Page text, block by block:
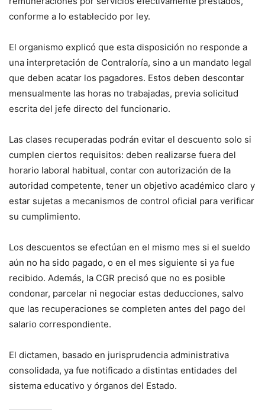
conforme a lo establecido por ley.
El organismo explicó que esta disposición no responde a
una interpretación de Contraloría, sino a un mandato legal
que deben acatar los pagadores. Estos deben descontar
mensualmente las horas no trabajadas, previa solicitud
escrita del jefe directo del funcionario.
Las clases recuperadas podrán evitar el descuento solo si
cumplen ciertos requisitos: deben realizarse fuera del
horario laboral habitual, contar con autorización de la
autoridad competente, tener un objetivo académico claro y
estar sujetas a mecanismos de control oficial para verificar
su cumplimiento.
Los descuentos se efectúan en el mismo mes si el sueldo
aún no ha sido pagado, o en el mes siguiente si ya fue
recibido. Además, la CGR precisó que no es posible
condonar, parcelar ni negociar estas deducciones, salvo
que las recuperaciones se completen antes del pago del
salario correspondiente.
El dictamen, basado en jurisprudencia administrativa
consolidada, ya fue notificado a distintas entidades del
sistema educativo y órganos del Estado.